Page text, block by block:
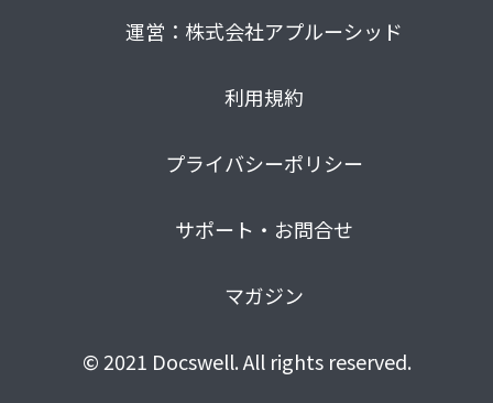
運営：株式会社アプルーシッド
利用規約
プライバシーポリシー
サポート・お問合せ
マガジン
© 2021 Docswell. All rights reserved.